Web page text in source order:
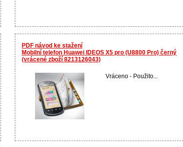
PDF návod ke stažení
Mobilní telefon Huawei IDEOS X5 pro (U8800 Pro) černý
(vrácené zboží 8213126043)
Vráceno - Použito...